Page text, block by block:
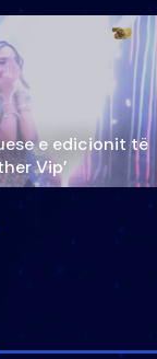
e edicionit të
Vip’